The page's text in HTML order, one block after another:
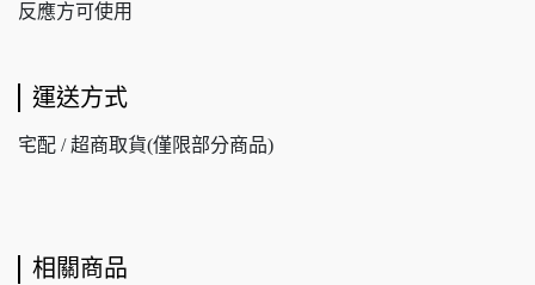
反應方可使用
運送方式
宅配 / 超商取貨(僅限部分商品)
相關商品